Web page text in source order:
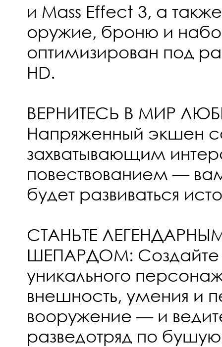
и Mass Effect 3, а
оружие, броню и
оптимизирован под
HD.
ВЕРНИТЕСЬ В МИР
Напряженный экшен
захватывающим
повествованием —
будет развиваться
СТАНЬТЕ
ШЕПАРДОМ: Создайте
уникального
внешность, умения и
вооружение — и
разведотряд по